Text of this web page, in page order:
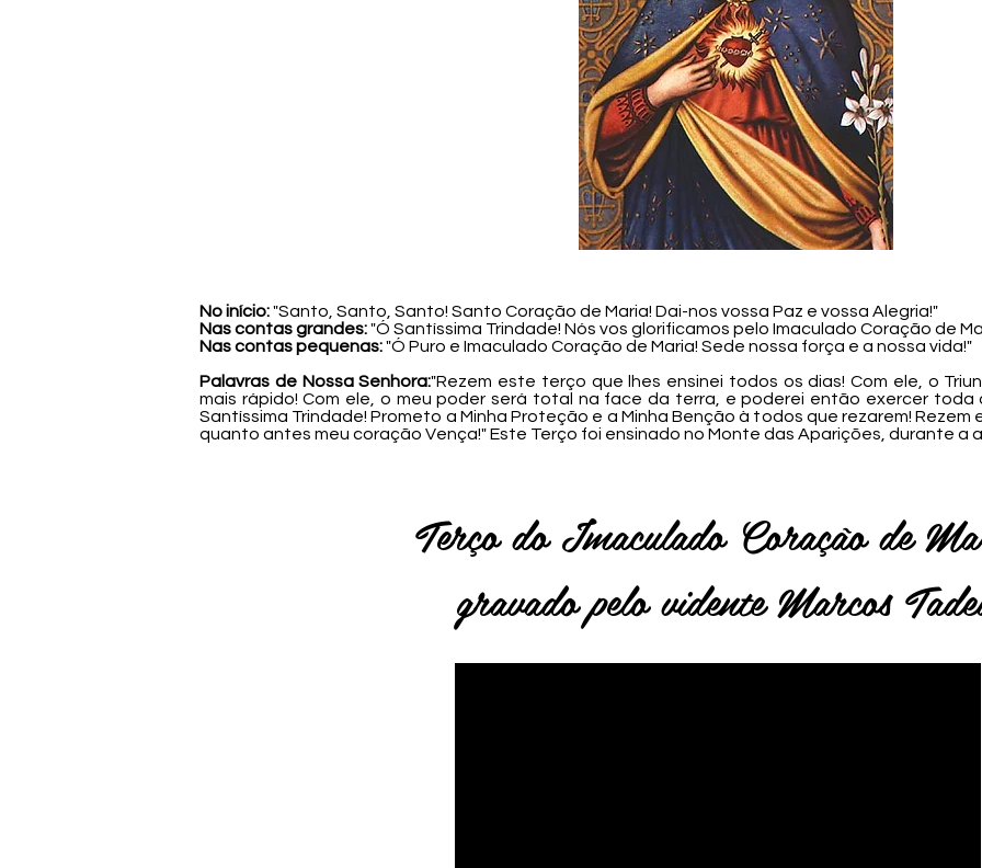
No início:"Santo, Santo, Santo! Santo Coração de Maria! Dai-nos vossa Paz e vossa Alegria!"
Nas contas grandes:"Ó Santíssima Trindade! Nós vos glorificamos pelo Imaculado Coração de
Nas contas pequenas:"Ó Puro e Imaculado Coração de Maria! Sede nossa força e a nossa vida!"
Palavras de Nossa Senhora:"Rezem este terço que lhes ensinei todos os dias! Com ele, o
mais rápido! Com ele, o meu poder será total na face da terra, e poderei então exercer toda
Santíssima Trindade! Prometo a Minha Proteção e a Minha Benção à todos que rezarem!
quanto antes meu coração Vença!" Este Terço foi ensinado no Monte das Aparições, durante a
Terço do Imaculado Coração de
gravado pelo vidente Marcos